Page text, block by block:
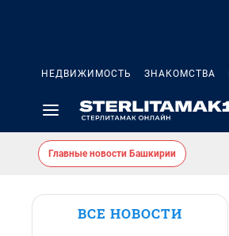
НЕДВИЖИМОСТЬ ЗНАКОМСТВА
Главные новости Башкирии
ВСЕ НОВОСТИ